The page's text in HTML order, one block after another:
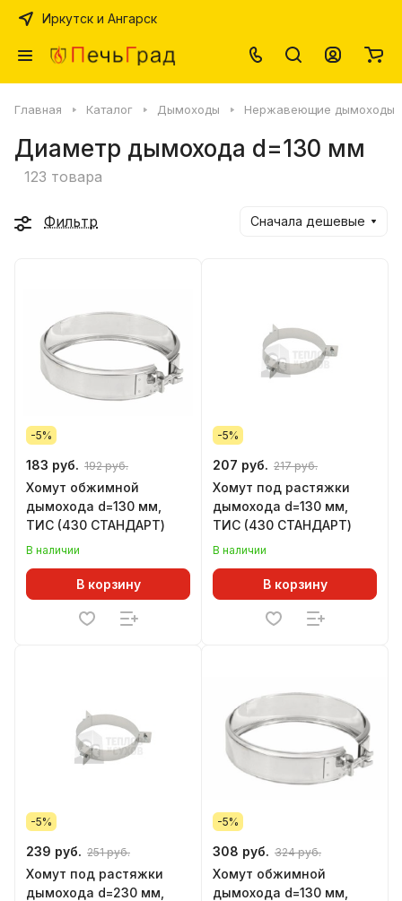
Иркутск и Ангарск
Главная Каталог Дымоходы Нержавеющие дымоходы
Диаметр дымохода d=130 мм
123 товара
Фильтр Сначала дешевые
-5%
183 руб. 192 руб.
Хомут обжимной
дымохода d=130 мм,
ТИС (430 СТАНДАРТ)
В наличии
В корзину
-5%
207 руб. 217 руб.
Хомут под растяжки
дымохода d=130 мм,
ТИС (430 СТАНДАРТ)
В наличии
В корзину
-5%
239 руб. 251 руб.
Хомут под растяжки
дымохода d=230 мм,
-5%
308 руб. 324 руб.
Хомут обжимной
дымохода d=130 мм,